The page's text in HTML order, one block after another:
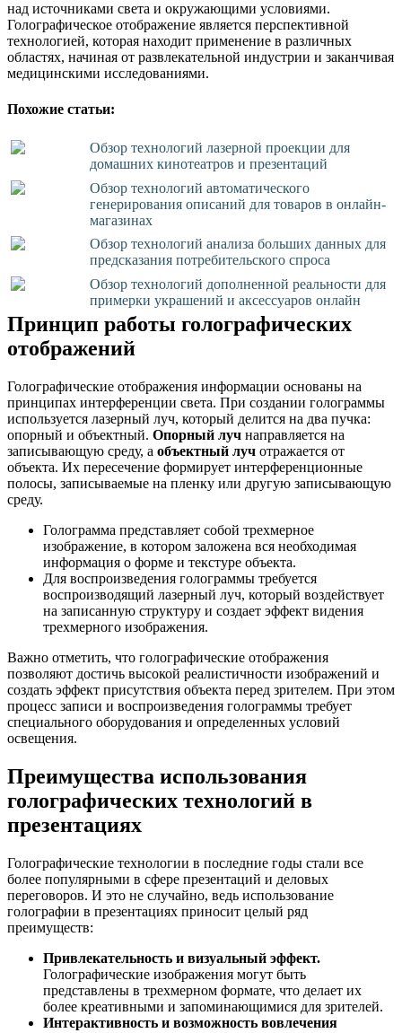
над источниками света и окружающими условиями.
Голографическое отображение является перспективной
технологией, которая находит применение в различных
областях, начиная от развлекательной индустрии и заканчивая
медицинскими исследованиями.
Похожие статьи:
Обзор технологий лазерной проекции для
домашних кинотеатров и презентаций
Обзор технологий автоматического
генерирования описаний для товаров в онлайн-
магазинах
Обзор технологий анализа больших данных для
предсказания потребительского спроса
Обзор технологий дополненной реальности для
примерки украшений и аксессуаров онлайн
Принцип работы голографических
отображений
Голографические отображения информации основаны на
принципах интерференции света. При создании голограммы
используется лазерный луч, который делится на два пучка:
опорный и объектный. Опорный луч направляется на
записывающую среду, а объектный луч отражается от
объекта. Их пересечение формирует интерференционные
полосы, записываемые на пленку или другую записывающую
среду.
Голограмма представляет собой трехмерное
изображение, в котором заложена вся необходимая
информация о форме и текстуре объекта.
Для воспроизведения голограммы требуется
воспроизводящий лазерный луч, который воздействует
на записанную структуру и создает эффект видения
трехмерного изображения.
Важно отметить, что голографические отображения
позволяют достичь высокой реалистичности изображений и
создать эффект присутствия объекта перед зрителем. При этом
процесс записи и воспроизведения голограммы требует
специального оборудования и определенных условий
освещения.
Преимущества использования
голографических технологий в
презентациях
Голографические технологии в последние годы стали все
более популярными в сфере презентаций и деловых
переговоров. И это не случайно, ведь использование
голографии в презентациях приносит целый ряд
преимуществ:
Привлекательность и визуальный эффект.
Голографические изображения могут быть
представлены в трехмерном формате, что делает их
более креативными и запоминающимися для зрителей.
Интерактивность и возможность вовлечения